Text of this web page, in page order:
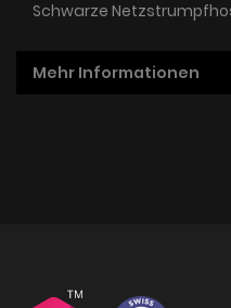
Schwarze
Mehr Informationen